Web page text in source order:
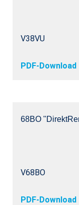
V38VU
PDF-Download
68BO
V68BO
PDF-Download